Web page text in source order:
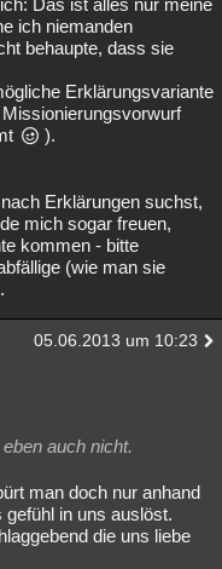
Das ist alles nur meine
ich niemanden
behaupte, dass sie
Erklärungsvariante
).
Erklärungen suchst,
mich sogar freuen,
kommen - bitte
(wie man sie
05.06.2013 um 10:23
auch nicht.
man doch nur anhand
in uns auslöst.
die uns liebe